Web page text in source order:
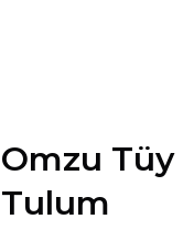
Omzu Tüy
Tulum